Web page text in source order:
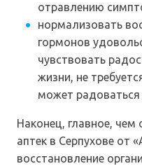
отравлению
нормализовать
гормонов
чувствовать
жизни, не
может радоваться
Наконец, главное, чем
аптек в Серпухове от
восстановление